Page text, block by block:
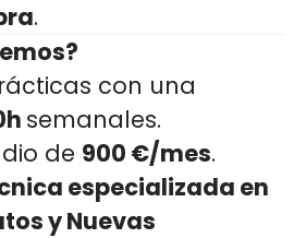
.
con una
semanales.
de 900 €/mes.
especializada en
y Nuevas